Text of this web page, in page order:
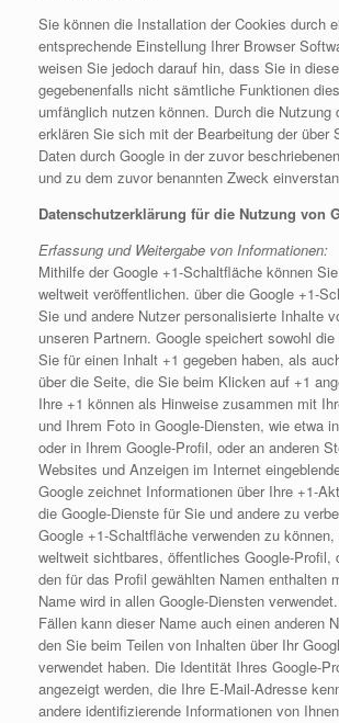
Sie können die Installation der Cookies durch
entsprechende Einstellung Ihrer Browser
weisen Sie jedoch darauf hin, dass Sie in
gegebenenfalls nicht sämtliche Funktionen
umfänglich nutzen können. Durch die Nutzung
erklären Sie sich mit der Bearbeitung der über
Daten durch Google in der zuvor
und zu dem zuvor benannten Zweck
Datenschutzerklärung für die Nutzung von
Erfassung und Weitergabe von Informationen:
Mithilfe der Google +1-Schaltfläche können
weltweit veröffentlichen. über die Google +1-
Sie und andere Nutzer personalisierte Inhalte
unseren Partnern. Google speichert sowohl
Sie für einen Inhalt +1 gegeben haben, als
über die Seite, die Sie beim Klicken auf +1
Ihre +1 können als Hinweise zusammen mit
und Ihrem Foto in Google-Diensten, wie etwa
oder in Ihrem Google-Profil, oder an anderen
Websites und Anzeigen im Internet
Google zeichnet Informationen über Ihre +1-
die Google-Dienste für Sie und andere zu
Google +1-Schaltfläche verwenden zu
weltweit sichtbares, öffentliches Google-Profil,
den für das Profil gewählten Namen enthalten
Name wird in allen Google-Diensten
Fällen kann dieser Name auch einen anderen
den Sie beim Teilen von Inhalten über Ihr
verwendet haben. Die Identität Ihres Google-
angezeigt werden, die Ihre E-Mail-Adresse
andere identifizierende Informationen von